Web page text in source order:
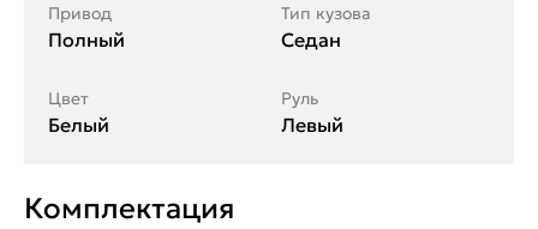
Привод
Полный
Тип кузова
Седан
Цвет
Белый
Руль
Левый
Комплектация